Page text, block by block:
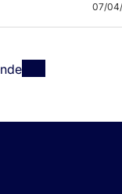
na 52
weekly Semaglutide In
With Heart Failure
Results From The
07/